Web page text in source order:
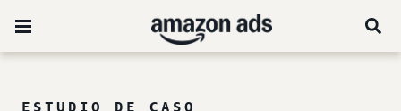
ESTUDIO DE CASO